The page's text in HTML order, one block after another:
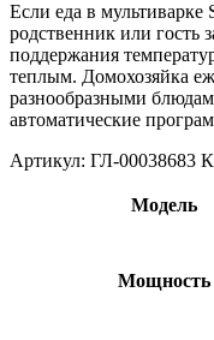
Если еда в
родственник или гость
поддержания
теплым. Домохозяйка
разнообразными
автоматические
Артикул: ГЛ-00038683
Модель
Мощность